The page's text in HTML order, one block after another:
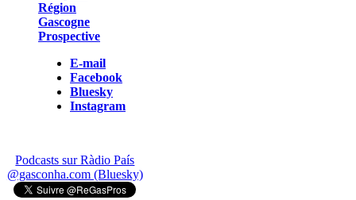
Région
Gascogne
Prospective
E-mail
Facebook
Bluesky
Instagram
Podcasts sur Ràdio País
@gasconha.com (Bluesky)